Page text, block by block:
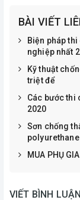
BÀI VIẾT
Biện pháp
nghiệp nhất
Kỹ thuật
triệt để
Các bước thi
2020
Sơn chống
polyurethane
MUA PHỤ
VIẾT BÌNH